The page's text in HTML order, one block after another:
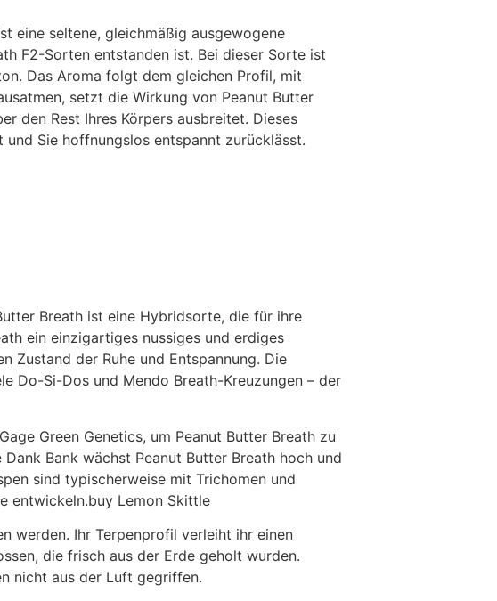
eine seltene, gleichmäßig ausgewogene
F2-Sorten entstanden ist. Bei dieser Sorte ist
Das Aroma folgt dem gleichen Profil, mit
setzt die Wirkung von Peanut Butter
den Rest Ihres Körpers ausbreitet. Dieses
Sie hoffnungslos entspannt zurücklässt.
Breath ist eine Hybridsorte, die für ihre
ein einzigartiges nussiges und erdiges
Zustand der Ruhe und Entspannung. Die
Do-Si-Dos und Mendo Breath-Kreuzungen – der
Green Genetics, um Peanut Butter Breath zu
Bank wächst Peanut Butter Breath hoch und
sind typischerweise mit Trichomen und
entwickeln.buy Lemon Skittle
werden. Ihr Terpenprofil verleiht ihr einen
die frisch aus der Erde geholt wurden.
nicht aus der Luft gegriffen.